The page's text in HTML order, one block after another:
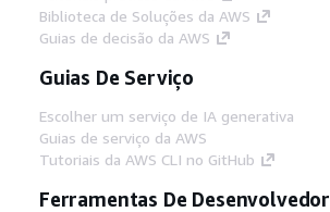
Biblioteca de Soluções da AWS
Guias de decisão da AWS
Guias De Serviço
Escolher um serviço de IA generativa
Guias de serviço da AWS
Tutoriais da AWS CLI no GitHub
Ferramentas De Desenvolvedor